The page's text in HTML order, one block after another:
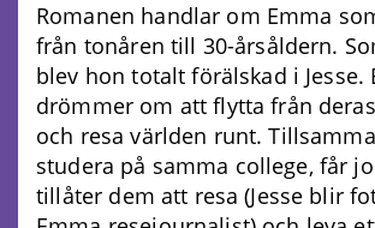
Romanen handlar om Emma
från tonåren till 30-årsåldern.
blev hon totalt förälskad i Jesse.
drömmer om att flytta från
och resa världen runt.
studera på samma college, får
tillåter dem att resa (Jesse blir